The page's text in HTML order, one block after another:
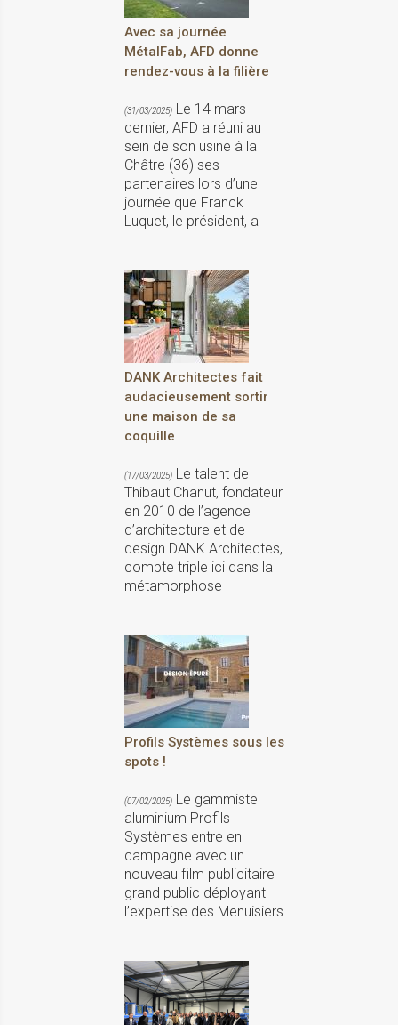
Avec sa journée
MétalFab, AFD donne
rendez-vous à la filière
(31/03/2025) Le 14 mars
dernier, AFD a réuni au
sein de son usine à la
Châtre (36) ses
partenaires lors d’une
journée que Franck
Luquet, le président, a
DANK Architectes fait
audacieusement sortir
une maison de sa
coquille
(17/03/2025) Le talent de
Thibaut Chanut, fondateur
en 2010 de l’agence
d’architecture et de
design DANK Architectes,
compte triple ici dans la
métamorphose
Profils Systèmes sous les
spots !
(07/02/2025) Le gammiste
aluminium Profils
Systèmes entre en
campagne avec un
nouveau film publicitaire
grand public déployant
l’expertise des Menuisiers